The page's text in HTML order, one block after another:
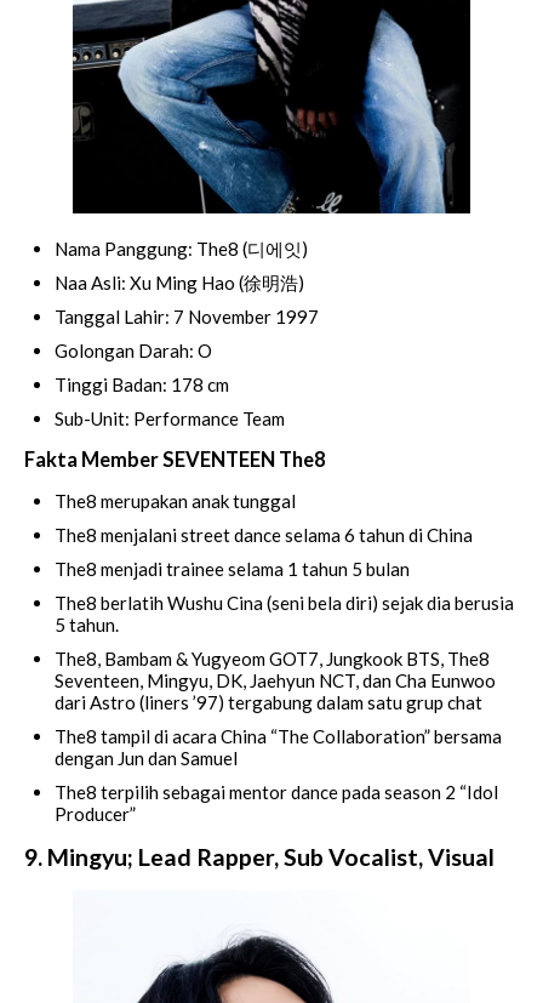
Nama Panggung: The8 (디에잇)
Naa Asli: Xu Ming Hao (徐明浩)
Tanggal Lahir: 7 November 1997
Golongan Darah: O
Tinggi Badan: 178 cm
Sub-Unit: Performance Team
Fakta Member SEVENTEEN The8
The8 merupakan anak tunggal
The8 menjalani street dance selama 6 tahun di China
The8 menjadi trainee selama 1 tahun 5 bulan
The8 berlatih Wushu Cina (seni bela diri) sejak dia berusia
5 tahun.
The8, Bambam & Yugyeom GOT7, Jungkook BTS, The8
Seventeen, Mingyu, DK, Jaehyun NCT, dan Cha Eunwoo
dari Astro (liners ’97) tergabung dalam satu grup chat
The8 tampil di acara China “The Collaboration” bersama
dengan Jun dan Samuel
The8 terpilih sebagai mentor dance pada season 2 “Idol
Producer”
9. Mingyu; Lead Rapper, Sub Vocalist, Visual